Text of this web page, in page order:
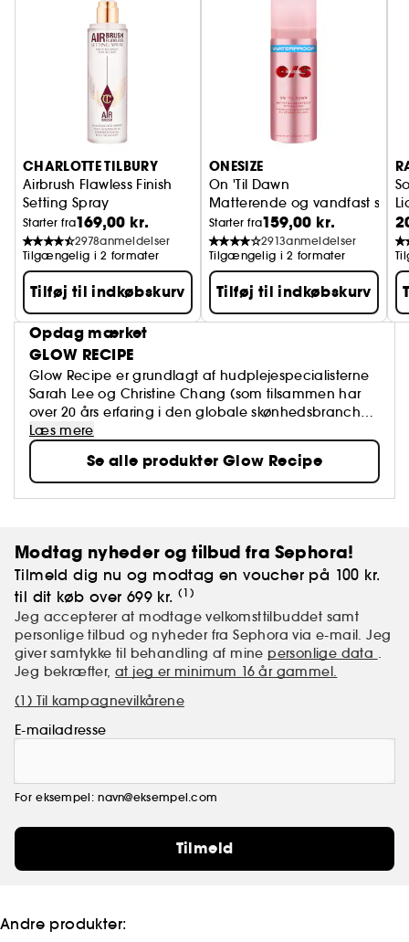
CHARLOTTE TILBURY
Airbrush Flawless Finish
Setting Spray
Fikseringsspray til makeup
Starter fra169,00 kr.
2978anmeldelser
Tilgængelig i 2 formater
Tilføj til indkøbskurv
ONESIZE
On 'Til Dawn
Matterende og vandfast
Starter fra159,00 kr.
2913anmeldelser
Tilgængelig i 2 formater
Tilføj til indkøbskurv
Opdag mærket
GLOW RECIPE
Glow Recipe er grundlagt af hudplejespecialisterne
Sarah Lee og Christine Chang (som tilsammen har
over 20 års erfaring i den globale skønhedsbranche)
og bygger på en passion og et engagement for at
afmystificere opskriften på den sundeste hud.
Brandet parrer antioxidantrige frugter med blide,
men kraftfulde aktiver for at skabe en hudpleje, der
redder vores huds evigt skiftende behov. Desuden
Læs mere
Se alle produkter Glow Recipe
Modtag nyheder og tilbud fra Sephora!
Tilmeld dig nu og modtag en voucher på 100 kr.
til dit køb over 699 kr. (1)
Jeg accepterer at modtage velkomsttilbuddet samt
personlige tilbud og nyheder fra Sephora via e-mail. Jeg
giver samtykke til behandling af mine personlige data .
Jeg bekræfter,at jeg er minimum 16 år gammel.
(1) Til kampagnevilkårene
E-mailadresse
For eksempel: navn@eksempel.com
Tilmeld
Andre produkter: